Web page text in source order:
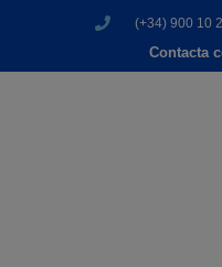
(+34) 900 10
Contacta